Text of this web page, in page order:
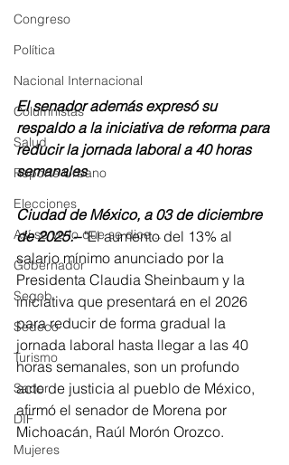
Congreso
Política
Nacional Internacional
Columnistas
Salud
Reporte Urbano
Elecciones
Así se ve lo que se dice...
Gobernador
Segob
Sedeco
Turismo
Sader
DIF
Mujeres
El senador además expresó su
respaldo a la iniciativa de reforma para
reducir la jornada laboral a 40 horas
semanales
Ciudad de México, a 03 de diciembre
de 2025.– "El aumento del 13% al
salario mínimo anunciado por la
Presidenta Claudia Sheinbaum y la
iniciativa que presentará en el 2026
para reducir de forma gradual la
jornada laboral hasta llegar a las 40
horas semanales, son un profundo
acto de justicia al pueblo de México,
afirmó el senador de Morena por
Michoacán, Raúl Morón Orozco.